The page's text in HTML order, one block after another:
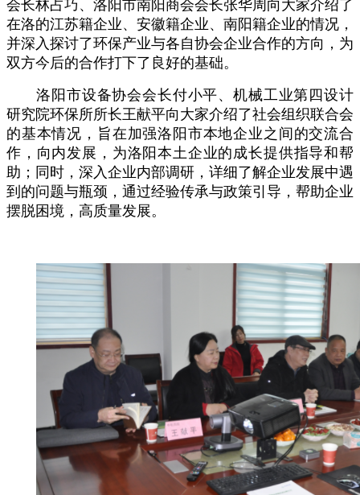
会长林占巧、洛阳市南阳商会会长张华周向大家介绍了
在洛的江苏籍企业、安徽籍企业、南阳籍企业的情况，
并深入探讨了环保产业与各自协会企业合作的方向，为
双方今后的合作打下了良好的基础。
洛阳市设备协会会长付小平、机械工业第四设计
研究院环保所所长王献平向大家介绍了社会组织联合会
的基本情况，旨在加强洛阳市本地企业之间的交流合
作，向内发展，为洛阳本土企业的成长提供指导和帮
助；同时，深入企业内部调研，详细了解企业发展中遇
到的问题与瓶颈，通过经验传承与政策引导，帮助企业
摆脱困境，高质量发展。